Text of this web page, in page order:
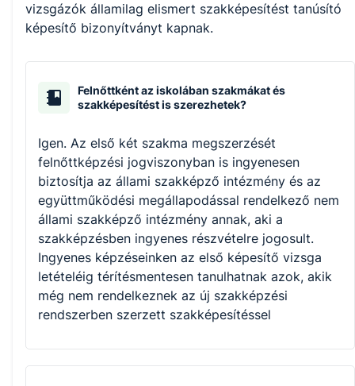
vizsgázók államilag elismert szakképesítést tanúsító
képesítő bizonyítványt kapnak.
Felnőttként az iskolában szakmákat és
szakképesítést is szerezhetek?
Igen. Az első két szakma megszerzését
felnőttképzési jogviszonyban is ingyenesen
biztosítja az állami szakképző intézmény és az
együttműködési megállapodással rendelkező nem
állami szakképző intézmény annak, aki a
szakképzésben ingyenes részvételre jogosult.
Ingyenes képzéseinken az első képesítő vizsga
letételéig térítésmentesen tanulhatnak azok, akik
még nem rendelkeznek az új szakképzési
rendszerben szerzett szakképesítéssel